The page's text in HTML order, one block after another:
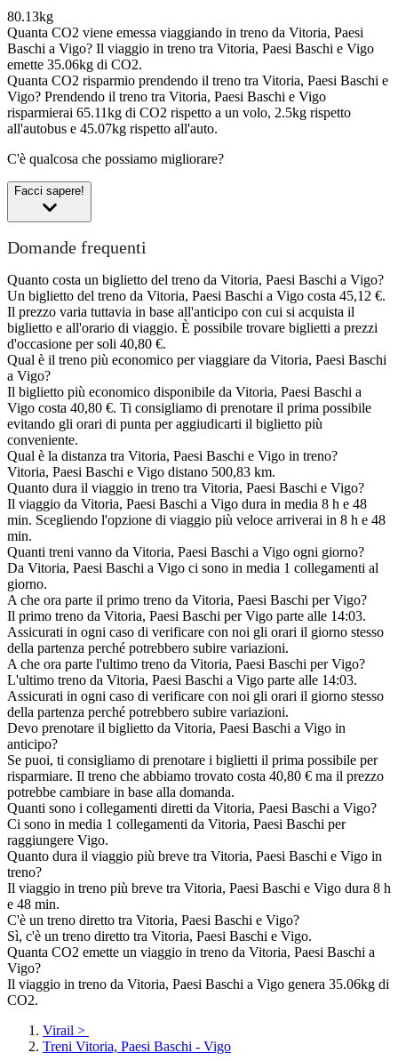
80.13kg
Quanta CO2 viene emessa viaggiando in treno da Vitoria, Paesi
Baschi a Vigo? Il viaggio in treno tra Vitoria, Paesi Baschi e Vigo
emette 35.06kg di CO2.
Quanta CO2 risparmio prendendo il treno tra Vitoria, Paesi Baschi e
Vigo? Prendendo il treno tra Vitoria, Paesi Baschi e Vigo
risparmierai 65.11kg di CO2 rispetto a un volo, 2.5kg rispetto
all'autobus e 45.07kg rispetto all'auto.
C'è qualcosa che possiamo migliorare?
Facci sapere!
Domande frequenti
Quanto costa un biglietto del treno da Vitoria, Paesi Baschi a Vigo?
Un biglietto del treno da Vitoria, Paesi Baschi a Vigo costa 45,12 €.
Il prezzo varia tuttavia in base all'anticipo con cui si acquista il
biglietto e all'orario di viaggio. È possibile trovare biglietti a prezzi
d'occasione per soli 40,80 €.
Qual è il treno più economico per viaggiare da Vitoria, Paesi Baschi
a Vigo?
Il biglietto più economico disponibile da Vitoria, Paesi Baschi a
Vigo costa 40,80 €. Ti consigliamo di prenotare il prima possibile
evitando gli orari di punta per aggiudicarti il biglietto più
conveniente.
Qual è la distanza tra Vitoria, Paesi Baschi e Vigo in treno?
Vitoria, Paesi Baschi e Vigo distano 500,83 km.
Quanto dura il viaggio in treno tra Vitoria, Paesi Baschi e Vigo?
Il viaggio da Vitoria, Paesi Baschi a Vigo dura in media 8 h e 48
min. Scegliendo l'opzione di viaggio più veloce arriverai in 8 h e 48
min.
Quanti treni vanno da Vitoria, Paesi Baschi a Vigo ogni giorno?
Da Vitoria, Paesi Baschi a Vigo ci sono in media 1 collegamenti al
giorno.
A che ora parte il primo treno da Vitoria, Paesi Baschi per Vigo?
Il primo treno da Vitoria, Paesi Baschi per Vigo parte alle 14:03.
Assicurati in ogni caso di verificare con noi gli orari il giorno stesso
della partenza perché potrebbero subire variazioni.
A che ora parte l'ultimo treno da Vitoria, Paesi Baschi per Vigo?
L'ultimo treno da Vitoria, Paesi Baschi a Vigo parte alle 14:03.
Assicurati in ogni caso di verificare con noi gli orari il giorno stesso
della partenza perché potrebbero subire variazioni.
Devo prenotare il biglietto da Vitoria, Paesi Baschi a Vigo in
anticipo?
Se puoi, ti consigliamo di prenotare i biglietti il prima possibile per
risparmiare. Il treno che abbiamo trovato costa 40,80 € ma il prezzo
potrebbe cambiare in base alla domanda.
Quanti sono i collegamenti diretti da Vitoria, Paesi Baschi a Vigo?
Ci sono in media 1 collegamenti da Vitoria, Paesi Baschi per
raggiungere Vigo.
Quanto dura il viaggio più breve tra Vitoria, Paesi Baschi e Vigo in
treno?
Il viaggio in treno più breve tra Vitoria, Paesi Baschi e Vigo dura 8 h
e 48 min.
C'è un treno diretto tra Vitoria, Paesi Baschi e Vigo?
Sì, c'è un treno diretto tra Vitoria, Paesi Baschi e Vigo.
Quanta CO2 emette un viaggio in treno da Vitoria, Paesi Baschi a
Vigo?
Il viaggio in treno da Vitoria, Paesi Baschi a Vigo genera 35.06kg di
CO2.
Virail >
Treni Vitoria, Paesi Baschi - Vigo